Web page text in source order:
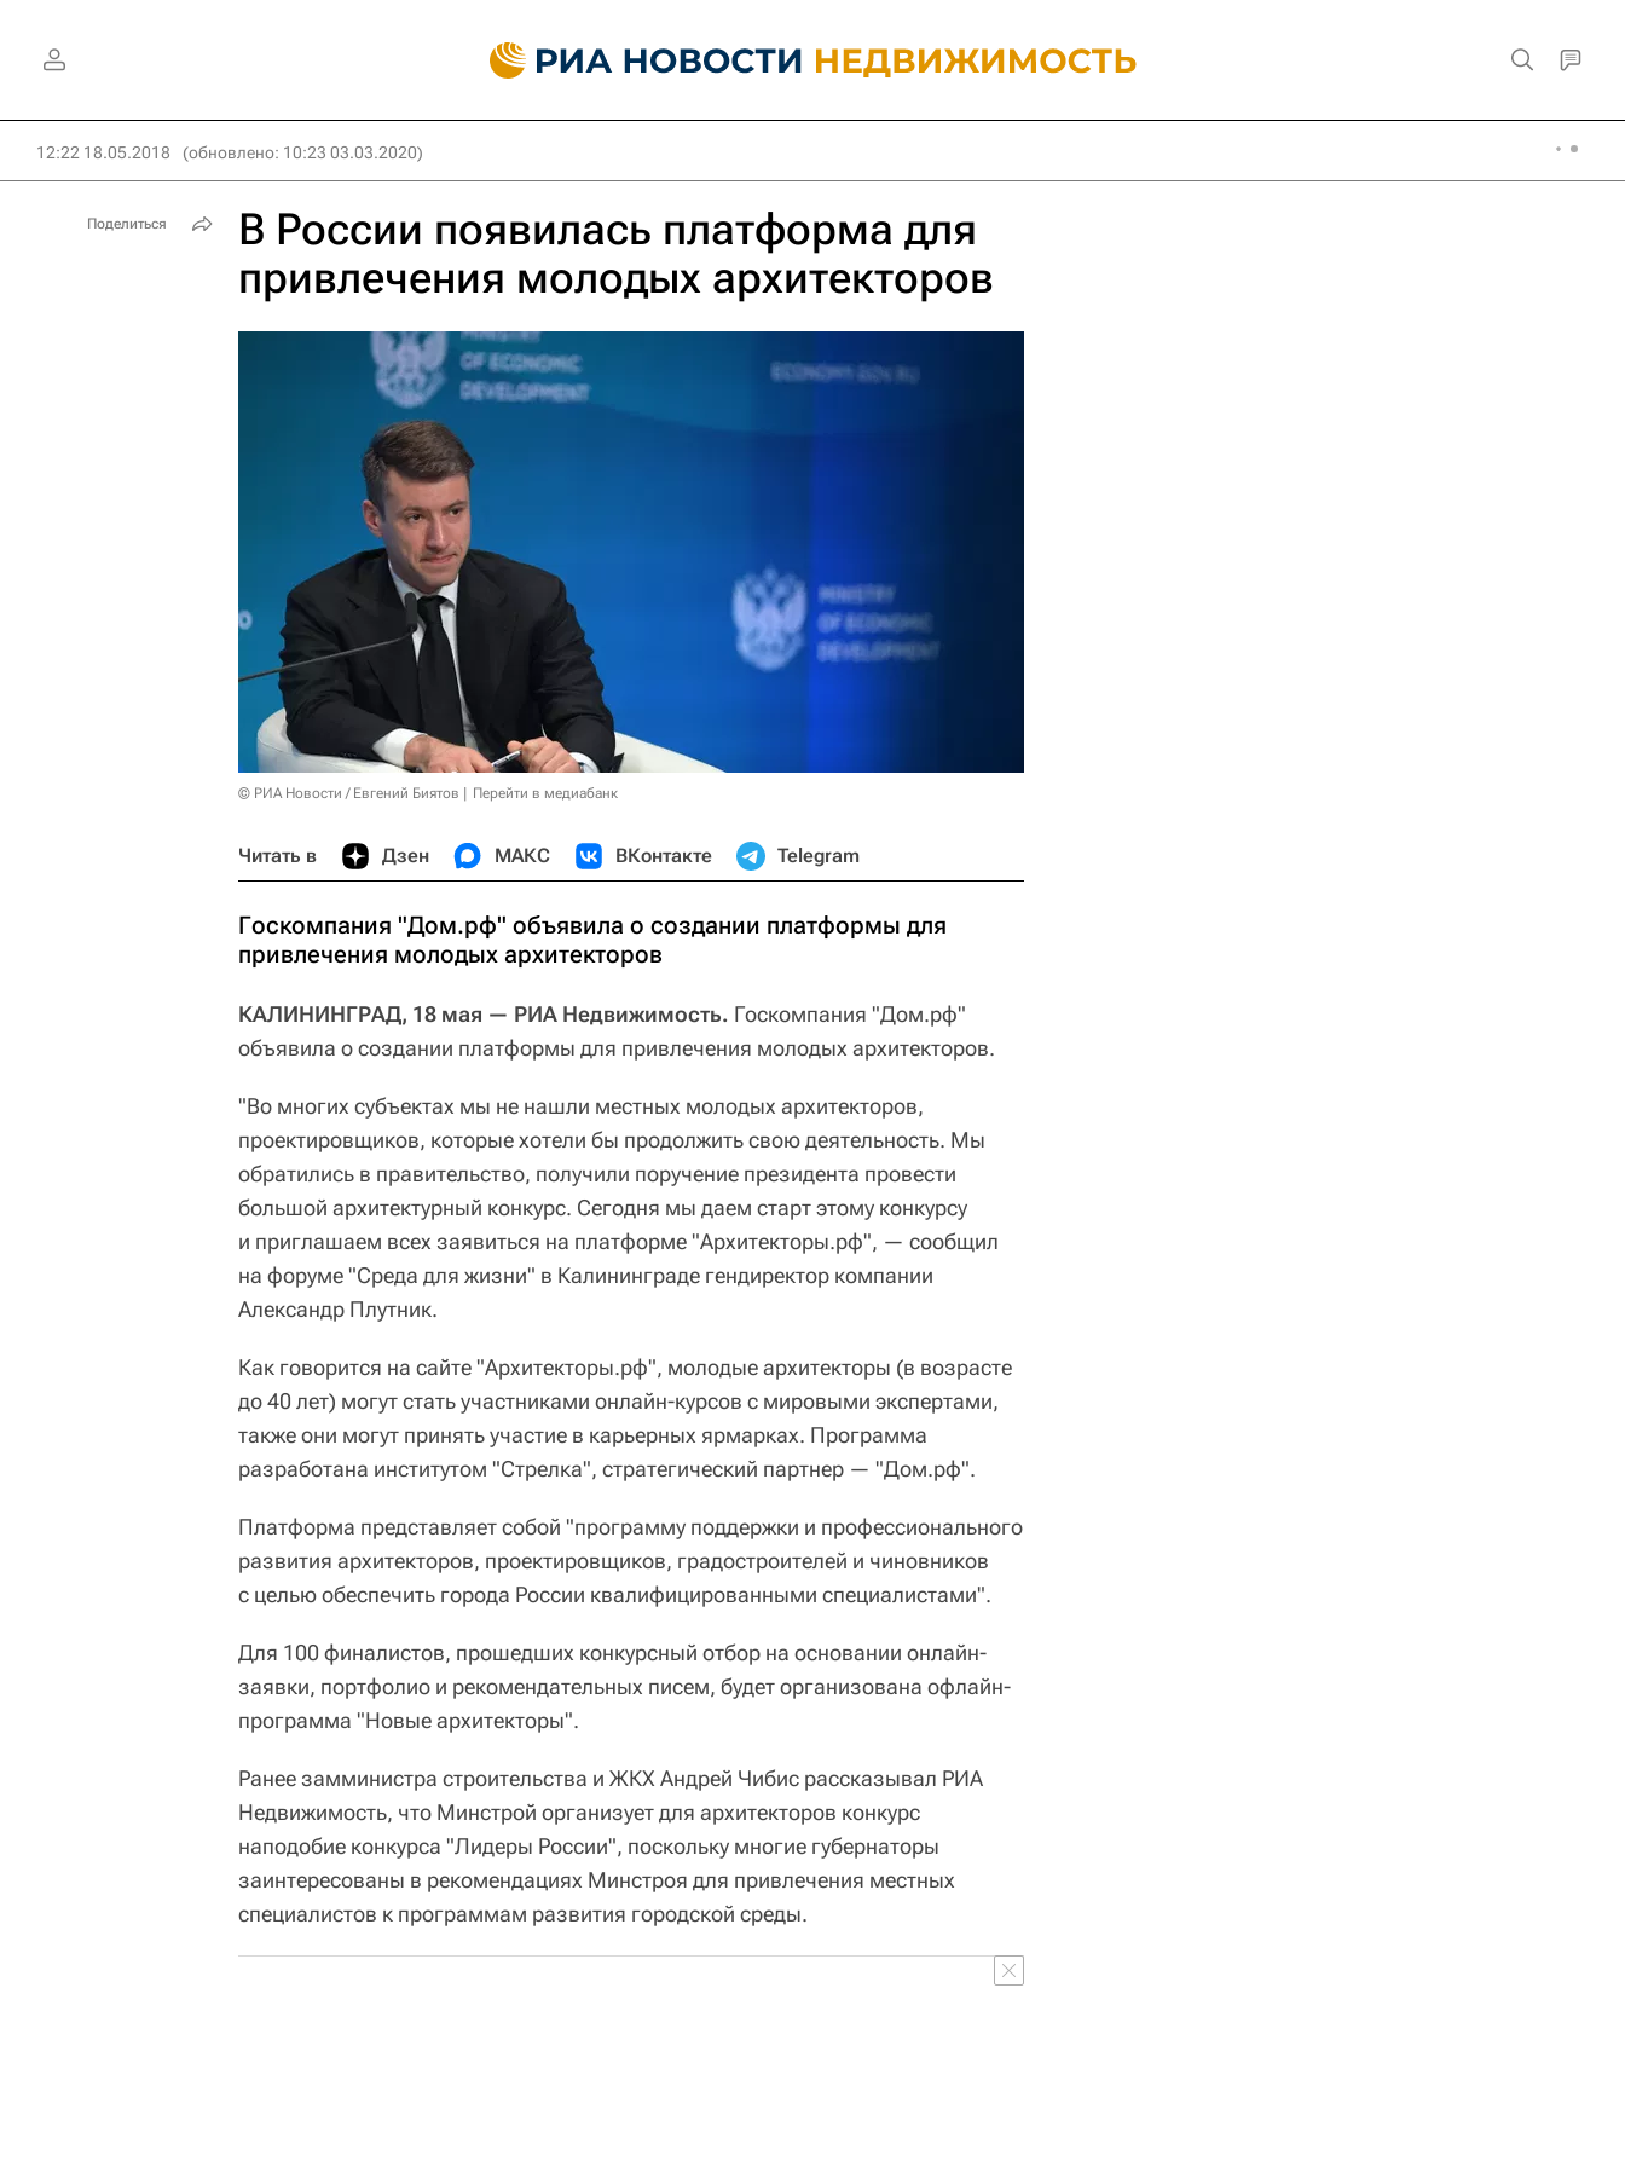
12:22 18.05.2018 (обновлено: 10:23 03.03.2020)
В России появилась платформа для
привлечения молодых архитекторов
© РИА Новости / Евгений Биятов Перейти в медиабанк
Читать в Дзен МАКС ВКонтакте Telegram
Госкомпания "Дом.рф" объявила о создании платформы для
привлечения молодых архитекторов
КАЛИНИНГРАД, 18 мая — РИА Недвижимость. Госкомпания "Дом.рф"
объявила о создании платформы для привлечения молодых архитекторов.
"Во многих субъектах мы не нашли местных молодых архитекторов,
проектировщиков, которые хотели бы продолжить свою деятельность. Мы
обратились в правительство, получили поручение президента провести
большой архитектурный конкурс. Сегодня мы даем старт этому конкурсу
и приглашаем всех заявиться на платформе "Архитекторы.рф", — сообщил
на форуме "Среда для жизни" в Калининграде гендиректор компании
Александр Плутник.
Как говорится на сайте "Архитекторы.рф", молодые архитекторы (в возрасте
до 40 лет) могут стать участниками онлайн-курсов с мировыми экспертами,
также они могут принять участие в карьерных ярмарках. Программа
разработана институтом "Стрелка", стратегический партнер — "Дом.рф".
Платформа представляет собой "программу поддержки и профессионального
развития архитекторов, проектировщиков, градостроителей и чиновников
с целью обеспечить города России квалифицированными специалистами".
Для 100 финалистов, прошедших конкурсный отбор на основании онлайн-
заявки, портфолио и рекомендательных писем, будет организована офлайн-
программа "Новые архитекторы".
Ранее замминистра строительства и ЖКХ Андрей Чибис рассказывал РИА
Недвижимость, что Минстрой организует для архитекторов конкурс
наподобие конкурса "Лидеры России", поскольку многие губернаторы
заинтересованы в рекомендациях Минстроя для привлечения местных
специалистов к программам развития городской среды.
Поделиться